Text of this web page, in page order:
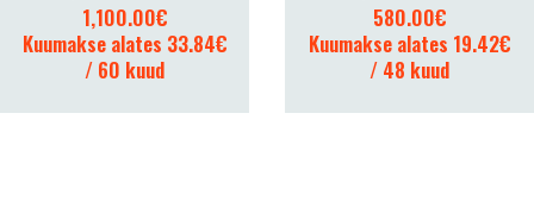
1,100.00€
Kuumakse alates 33.84€
/ 60 kuud
580.00€
Kuumakse alates 19.42€
/ 48 kuud